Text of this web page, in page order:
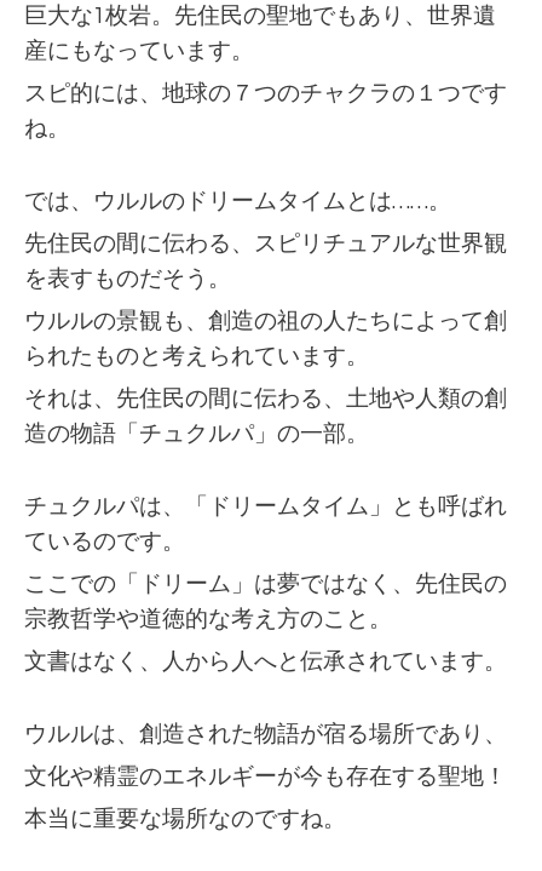
巨大な1枚岩。先住民の聖地でもあり、世界遺
産にもなっています。
スピ的には、地球の７つのチャクラの１つです
ね。
では、ウルルのドリームタイムとは……。
先住民の間に伝わる、スピリチュアルな世界観
を表すものだそう。
ウルルの景観も、創造の祖の人たちによって創
られたものと考えられています。
それは、先住民の間に伝わる、土地や人類の創
造の物語「チュクルパ」の一部。
チュクルパは、「ドリームタイム」とも呼ばれ
ているのです。
ここでの「
ドリーム」は夢ではなく、先住民の
宗教哲学や道徳的な考え方のこと。
文書はなく、人から人へと伝承されています。
ウルルは、創造された物語が宿る場所であり、
文化や精霊のエネルギーが今も存在する聖地！
本当に重要な場所なのですね。